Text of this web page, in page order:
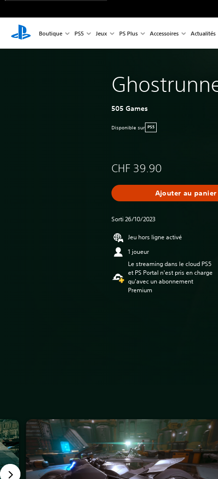
Boutique PS5 Jeux PS Plus Accessoires Actualités
505 Games
Disponible sur PS5
CHF 39.90
Ajouter au panier
Sorti 26/10/2023
Jeu hors ligne activé
1 joueur
Le streaming dans le cloud PS5
et PS Portal n'est pris en charge
qu'avec un abonnement
Premium